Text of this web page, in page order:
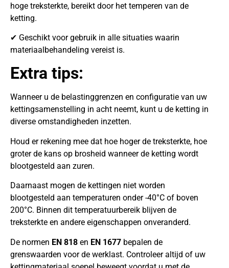
hoge treksterkte, bereikt door het temperen van de
ketting.
✔ Geschikt voor gebruik in alle situaties waarin
materiaalbehandeling vereist is.
Extra tips:
Wanneer u de belastinggrenzen en configuratie van uw
kettingsamenstelling in acht neemt, kunt u de ketting in
diverse omstandigheden inzetten.
Houd er rekening mee dat hoe hoger de treksterkte, hoe
groter de kans op brosheid wanneer de ketting wordt
blootgesteld aan zuren.
Daarnaast mogen de kettingen niet worden
blootgesteld aan temperaturen onder -40°C of boven
200°C. Binnen dit temperatuurbereik blijven de
treksterkte en andere eigenschappen onveranderd.
De normen EN 818 en EN 1677 bepalen de
grenswaarden voor de werklast. Controleer altijd of uw